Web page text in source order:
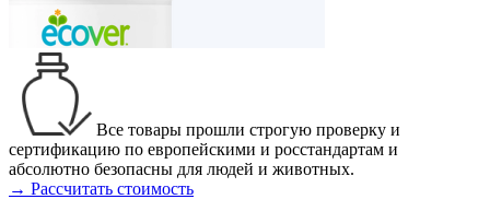
Все товары прошли строгую проверку и
сертификацию по европейскими и росстандартам и
абсолютно безопасны для людей и животных.
→ Рассчитать стоимость